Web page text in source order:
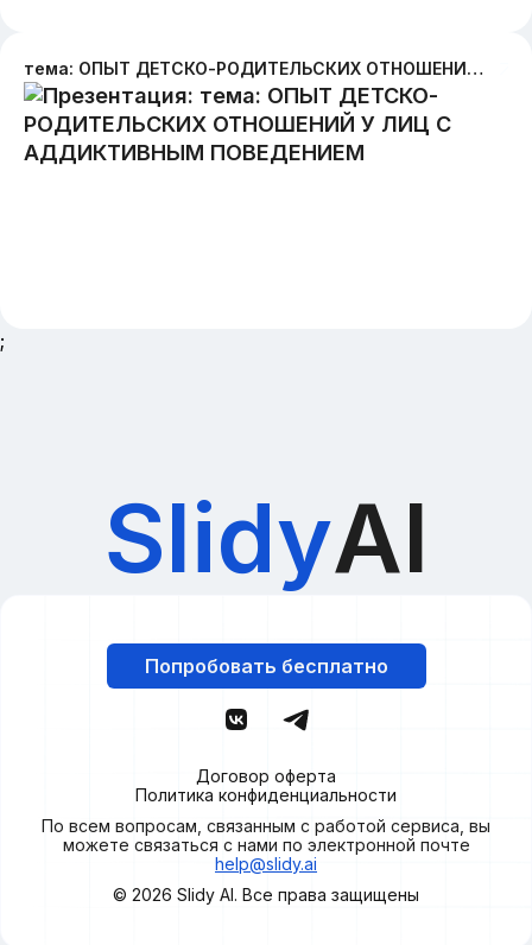
тема: ОПЫТ ДЕТСКО-РОДИТЕЛЬСКИХ ОТНОШЕНИЙ У ЛИЦ С АДДИКТИВНЫМ ПОВЕДЕНИЕМ
;
SlidyAI
Попробовать бесплатно
Договор оферта
Политика конфиденциальности
По всем вопросам, связанным с работой сервиса, вы
можете связаться с нами по электронной почте
help@slidy.ai
© 2026 Slidy AI. Все права защищены